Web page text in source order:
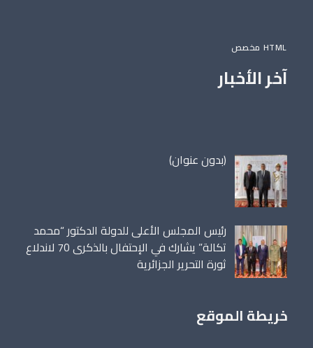
HTML مخصص
آخر الأخبار
(بدون عنوان)مقالة
رئيس المجلس الأعلى للدولة الدكتور “محمد
تكالة” يشارك في الإحتفال بالذكرى 70 لاندلاع
ثورة التحرير الجزائرية
خريطة الموقع